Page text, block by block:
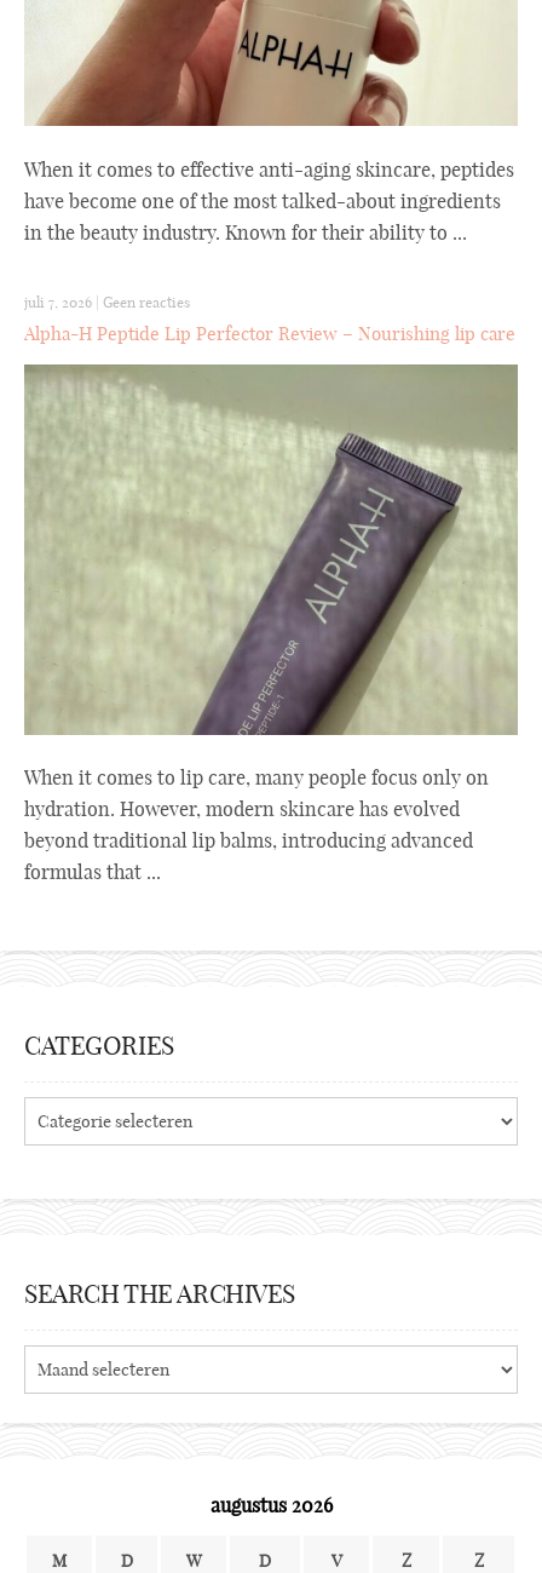
When it comes to effective anti-aging skincare, peptides
have become one of the most talked-about ingredients
in the beauty industry. Known for their ability to ...
juli 7, 2026 | Geen reacties
Alpha-H Peptide Lip Perfector Review – Nourishing lip care
When it comes to lip care, many people focus only on
hydration. However, modern skincare has evolved
beyond traditional lip balms, introducing advanced
formulas that ...
CATEGORIES
SEARCH THE ARCHIVES
the
augustus 2026
M D W D V Z Z